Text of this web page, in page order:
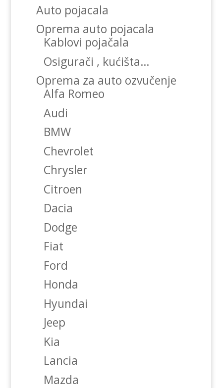
Auto pojacala
Oprema auto pojacala
Kablovi pojačala
Osigurači , kućišta…
Oprema za auto ozvučenje
Alfa Romeo
Audi
BMW
Chevrolet
Chrysler
Citroen
Dacia
Dodge
Fiat
Ford
Honda
Hyundai
Jeep
Kia
Lancia
Mazda